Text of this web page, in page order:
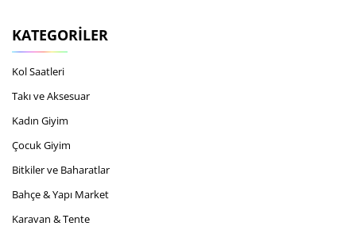
KATEGORILER
Kol Saatleri
Takı ve Aksesuar
Kadın Giyim
Çocuk Giyim
Bitkiler ve Baharatlar
Bahçe & Yapı Market
Karavan & Tente